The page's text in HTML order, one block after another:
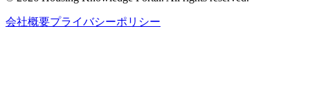
会社概要プライバシーポリシー